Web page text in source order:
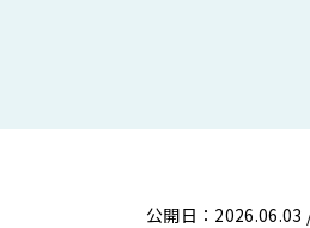
公開日：